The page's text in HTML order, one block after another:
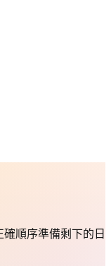
順序準備剩下的日